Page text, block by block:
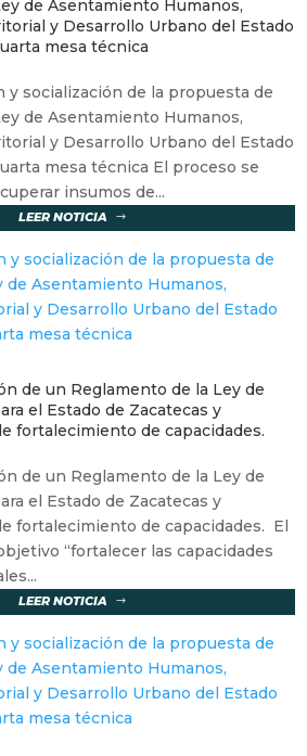
de Asentamiento Humanos,
y Desarrollo Urbano del Estado
mesa técnica
y socialización de la propuesta de
de Asentamiento Humanos,
y Desarrollo Urbano del Estado
mesa técnica El proceso se
insumos de...
LEER NOTICIA
de un Reglamento de la Ley de
el Estado de Zacatecas y
fortalecimiento de capacidades.
de un Reglamento de la Ley de
el Estado de Zacatecas y
fortalecimiento de capacidades. El
“fortalecer las capacidades
LEER NOTICIA